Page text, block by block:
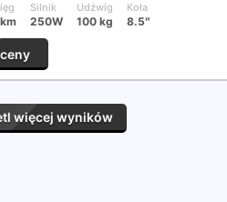
Silnik
250W
Udźwig
100 kg
Koła
8.5″
więcej wyników